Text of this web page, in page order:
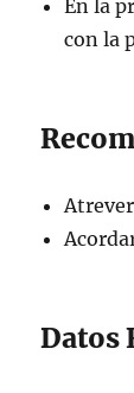
En la
con la
Datos